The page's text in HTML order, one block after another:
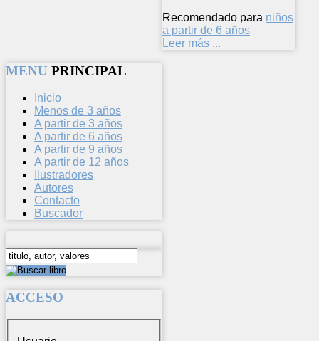
Recomendado para niños
a partir de 6 años
Leer más ...
MENU PRINCIPAL
Inicio
Menos de 3 años
A partir de 3 años
A partir de 6 años
A partir de 9 años
A partir de 12 años
Ilustradores
Autores
Contacto
Buscador
ACCESO